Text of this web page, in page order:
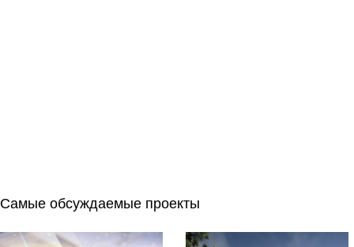
Самые обсуждаемые проекты